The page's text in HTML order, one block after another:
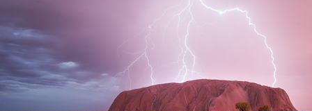
AUSTRALIEN/OZEANIEN
2014